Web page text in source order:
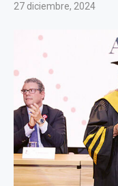
27 diciembre, 2024